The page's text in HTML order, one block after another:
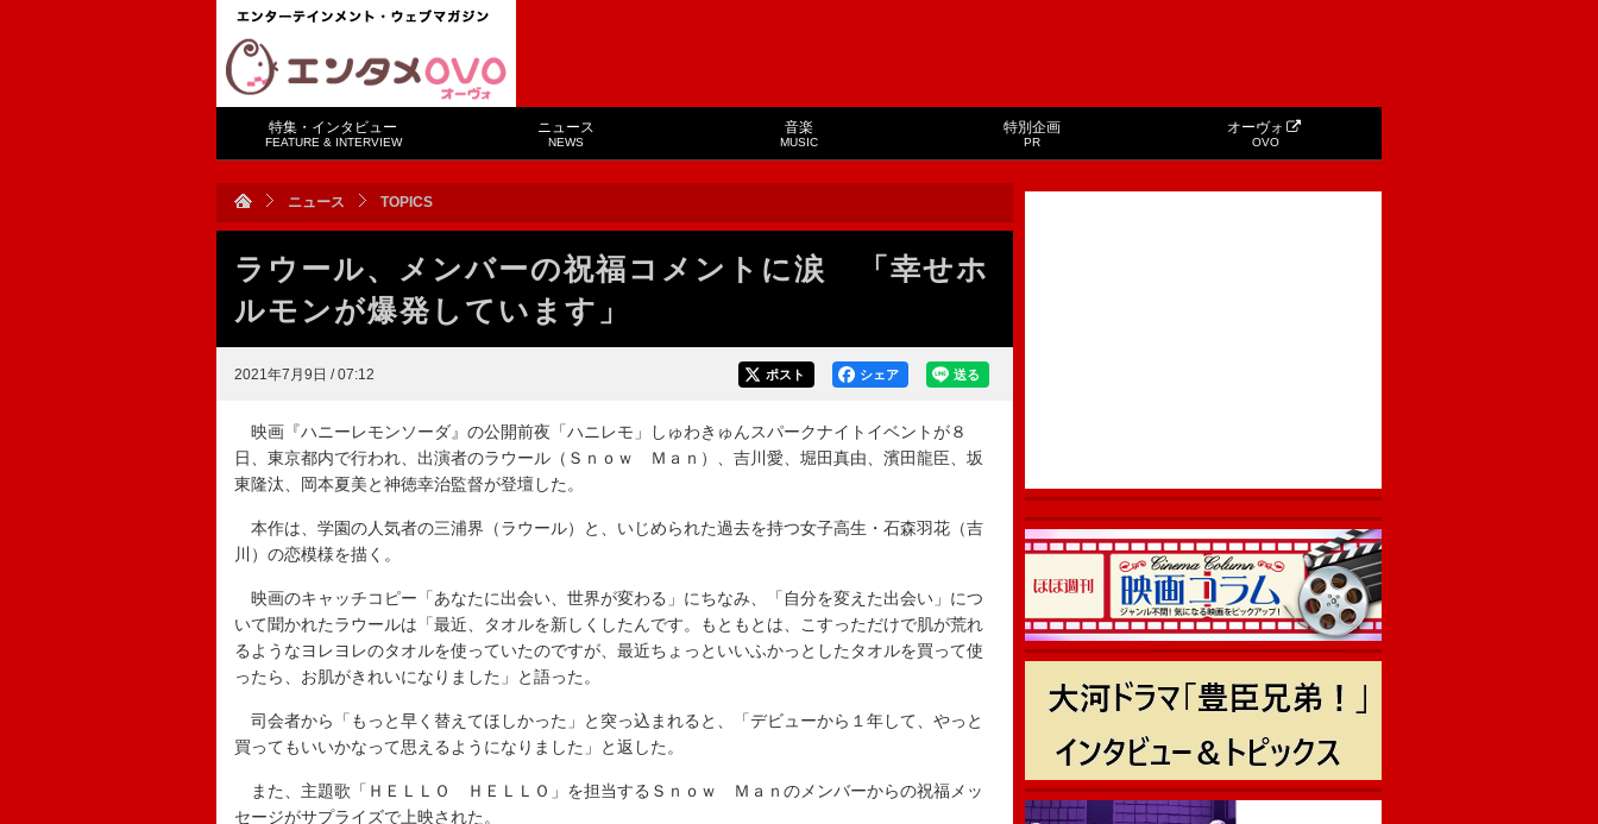
特集・インタビュー
FEATURE & INTERVIEW
ニュース
NEWS
音楽
MUSIC
特別企画
PR
オーヴォ
OVO
ニュース TOPICS
ラウール、メンバーの祝福コメントに涙 「幸せホ
ルモンが爆発しています」
2021年7月9日 / 07:12 送る
シェア
ポスト
映画『ハニーレモンソーダ』の公開前夜「ハニレモ」しゅわきゅんスパークナイトイベントが８
日、東京都内で行われ、出演者のラウール（Ｓｎｏｗ Ｍａｎ）、吉川愛、堀田真由、濱田龍臣、坂
東隆汰、岡本夏美と神徳幸治監督が登壇した。
本作は、学園の人気者の三浦界（ラウール）と、いじめられた過去を持つ女子高生・石森羽花（吉
川）の恋模様を描く。
映画のキャッチコピー「あなたに出会い、世界が変わる」にちなみ、「自分を変えた出会い」につ
いて聞かれたラウールは「最近、タオルを新しくしたんです。もともとは、こすっただけで肌が荒れ
るようなヨレヨレのタオルを使っていたのですが、最近ちょっといいふかっとしたタオルを買って使
ったら、お肌がきれいになりました」と語った。
司会者から「もっと早く替えてほしかった」と突っ込まれると、「デビューから１年して、やっと
買ってもいいかなって思えるようになりました」と返した。
また、主題歌「ＨＥＬＬＯ ＨＥＬＬＯ」を担当するＳｎｏｗ Ｍａｎのメンバーからの祝福メッ
セージがサプライズで上映された。